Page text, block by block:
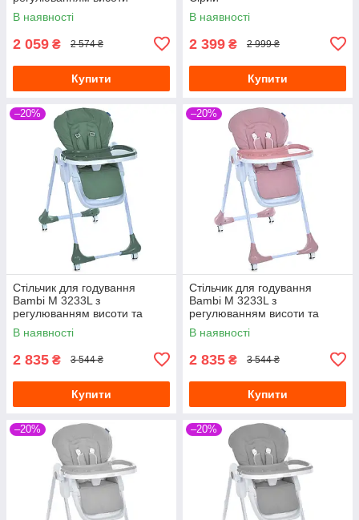
Рожевий
В наявності
2 059 ₴ 2 574 ₴
Купити
В наявності
2 399 ₴ 2 999 ₴
Купити
–20%
Стільчик для годування
Bambi M 3233L з
регулюванням висоти та
нахилу спинки Зелений
В наявності
2 835 ₴ 3 544 ₴
Купити
–20%
Стільчик для годування
Bambi M 3233L з
регулюванням висоти та
нахилу спинки Рожевий
В наявності
2 835 ₴ 3 544 ₴
Купити
–20% –20%